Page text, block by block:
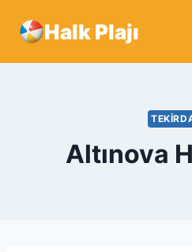
Halk Plajı
Altınova